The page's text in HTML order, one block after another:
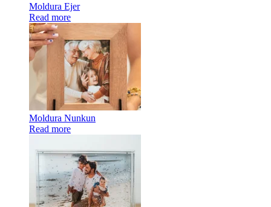
Moldura Ejer
Read more
Moldura Nunkun
Read more